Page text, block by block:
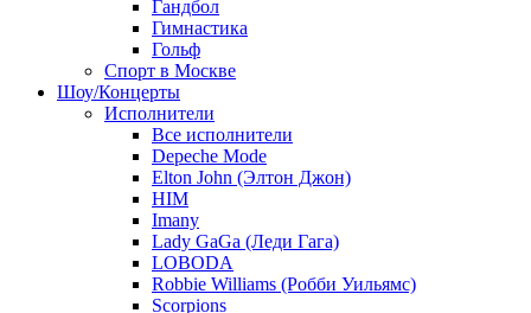
Гандбол
Гимнастика
Гольф
Спорт в Москве
Шоу/Концерты
Исполнители
Все исполнители
Depeche Mode
Elton John (Элтон Джон)
HIM
Imany
Lady GaGa (Леди Гага)
LOBODA
Robbie Williams (Робби Уильямс)
Scorpions